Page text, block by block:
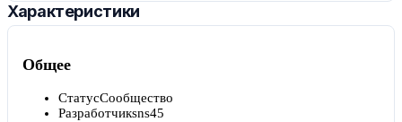
Характеристики
Общее
СтатусСообщество
Разработчикsns45